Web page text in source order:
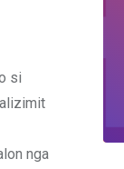
si
nga